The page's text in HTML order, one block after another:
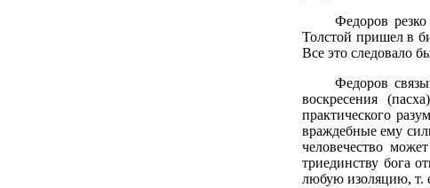
Федоров
Толстой пришел в
Все это следовало
Федоров
воскресения
практического
враждебные ему
человечество
триединству бога
любую изоляцию, т.